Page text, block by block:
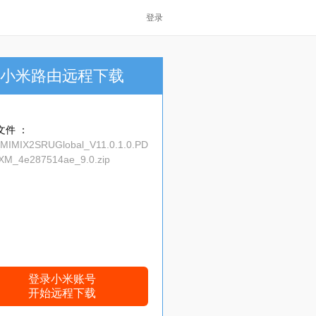
登录
小米路由远程下载
件 ：
登录小米账号
开始远程下载